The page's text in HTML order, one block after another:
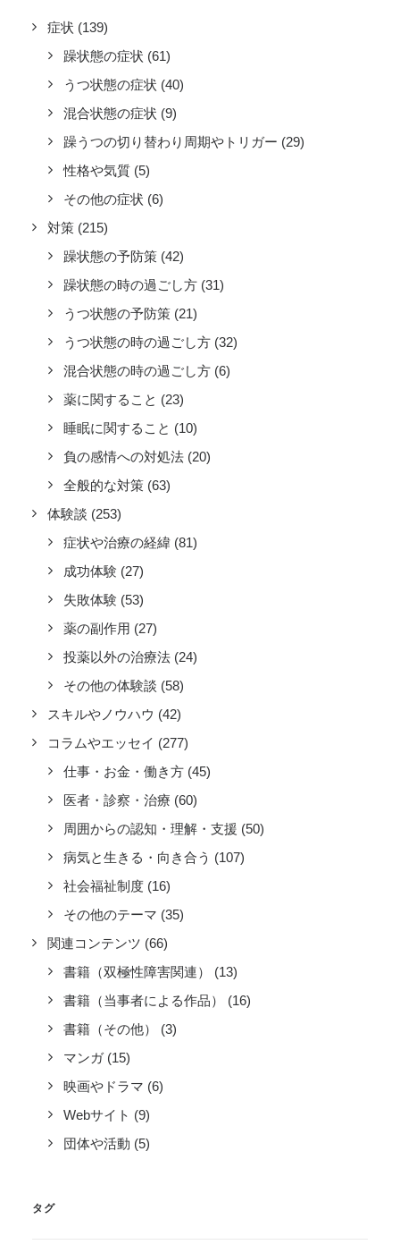
症状 (139)
躁状態の症状 (61)
うつ状態の症状 (40)
混合状態の症状 (9)
躁うつの切り替わり周期やトリガー (29)
性格や気質 (5)
その他の症状 (6)
対策 (215)
躁状態の予防策 (42)
躁状態の時の過ごし方 (31)
うつ状態の予防策 (21)
うつ状態の時の過ごし方 (32)
混合状態の時の過ごし方 (6)
薬に関すること (23)
睡眠に関すること (10)
負の感情への対処法 (20)
全般的な対策 (63)
体験談 (253)
症状や治療の経緯 (81)
成功体験 (27)
失敗体験 (53)
薬の副作用 (27)
投薬以外の治療法 (24)
その他の体験談 (58)
スキルやノウハウ (42)
コラムやエッセイ (277)
仕事・お金・働き方 (45)
医者・診察・治療 (60)
周囲からの認知・理解・支援 (50)
病気と生きる・向き合う (107)
社会福祉制度 (16)
その他のテーマ (35)
関連コンテンツ (66)
書籍（双極性障害関連）
(13)
書籍（当事者による作品）
(16)
書籍（その他）
(3)
マンガ (15)
映画やドラマ (6)
Webサイト (9)
団体や活動 (5)
タグ